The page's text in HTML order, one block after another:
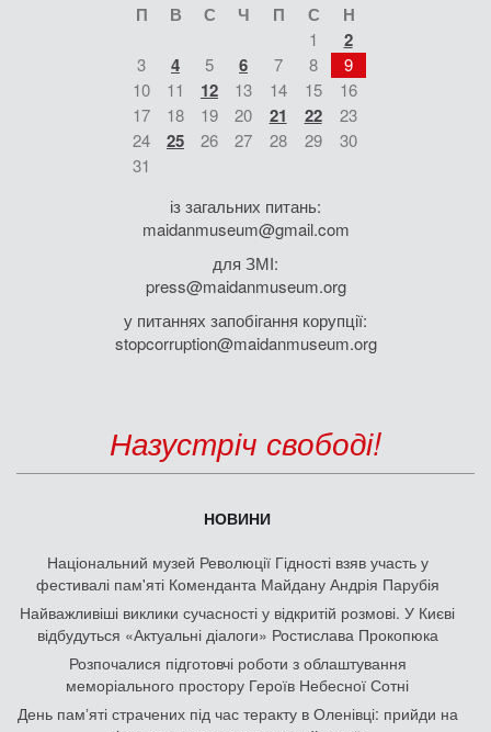
П В С Ч П С Н
1 2
3 4 5 6 7 8
9
10
11 12 13 14 15
16
17
18 19 20 21 22
23
24
25 26 27 28 29
30
31
із загальних питань:
maidanmuseum@gmail.com
для ЗМІ:
press@maidanmuseum.org
у питаннях запобігання корупції:
stopcorruption@maidanmuseum.org
Назустріч свободі!
НОВИНИ
Національний музей Революції Гідності взяв участь у
фестивалі пам'яті Коменданта Майдану Андрія Парубія
Найважливіші виклики сучасності у відкритій розмові. У Києві
відбудуться «Актуальні діалоги» Ростислава Прокопюка
Розпочалися підготовчі роботи з облаштування
меморіального простору Героїв Небесної Сотні
День памʼяті страчених під час теракту в Оленівці: прийди на